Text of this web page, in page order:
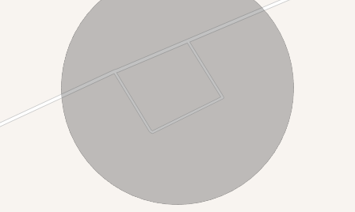
In acest moment terenurile sunt date in arenda.
O oportunitate prin localizarea strategica într-o zonă puternic
industrializată, aproape de centre logistice mari.
Teren ideal pentru hale, depozite, parcuri logistice sau spații
de producție.
Acesta este terenul potrivit pentru dezvoltatori imobiliari
interesați de construcția de hale, depozite sau parcuri
industriale. Investitori care caută terenuri în zone cu potențial
de creștere economică. Companii de logistică și distribuție
care au nevoie de spațiu pentru extindere. Producători și
antreprenori din domenii diverse (producție, depozitare,